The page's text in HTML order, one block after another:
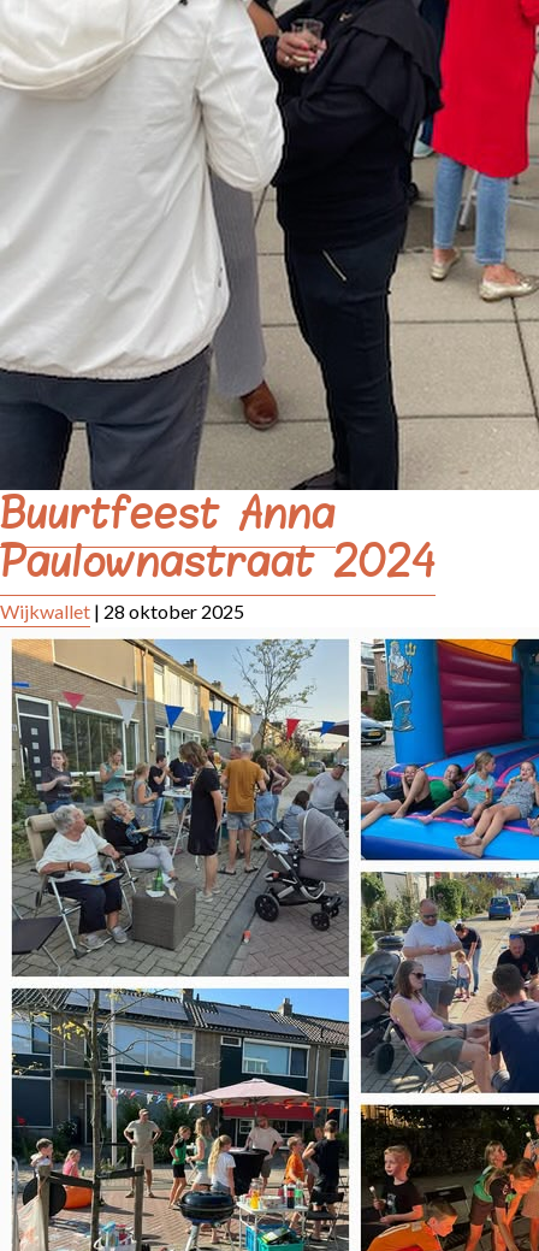
Buurtfeest Anna
Paulownastraat 2024
Wijkwallet | 28 oktober 2025